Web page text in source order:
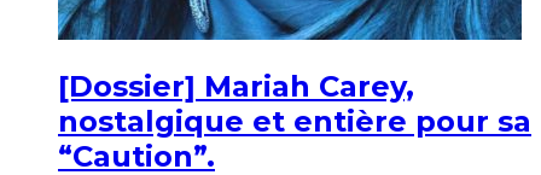
[Dossier] Mariah Carey,
nostalgique et entière pour sa
“Caution”.